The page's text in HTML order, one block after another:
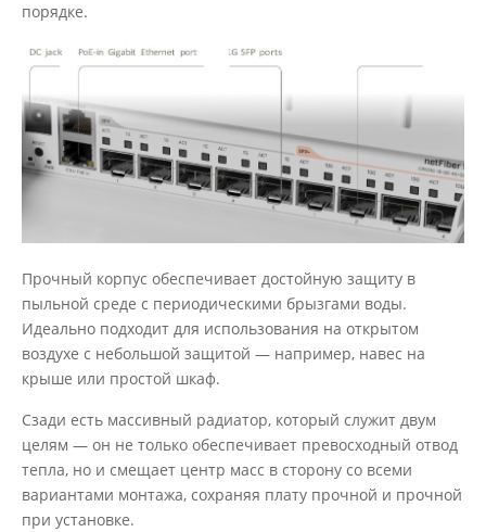
порядке.
Прочный корпус обеспечивает достойную защиту в
пыльной среде с периодическими брызгами воды.
Идеально подходит для использования на открытом
воздухе с небольшой защитой — например, навес на
крыше или простой шкаф.
Сзади есть массивный радиатор, который служит двум
целям — он не только обеспечивает превосходный отвод
тепла, но и смещает центр масс в сторону со всеми
вариантами монтажа, сохраняя плату прочной и прочной
при установке.